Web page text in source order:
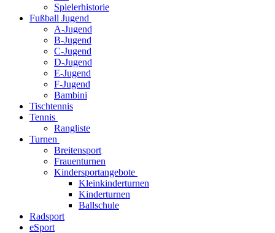
Spielerhistorie
Fußball Jugend
A-Jugend
B-Jugend
C-Jugend
D-Jugend
E-Jugend
F-Jugend
Bambini
Tischtennis
Tennis
Rangliste
Turnen
Breitensport
Frauenturnen
Kindersportangebote
Kleinkinderturnen
Kinderturnen
Ballschule
Radsport
eSport